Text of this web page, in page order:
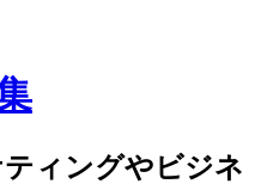
ィングやビジネ